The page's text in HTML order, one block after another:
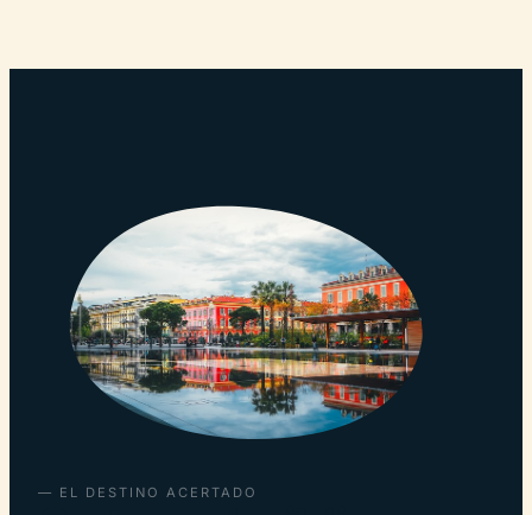
— EL DESTINO ACERTADO